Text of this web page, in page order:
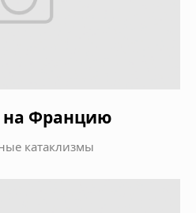
на Францию
катаклизмы